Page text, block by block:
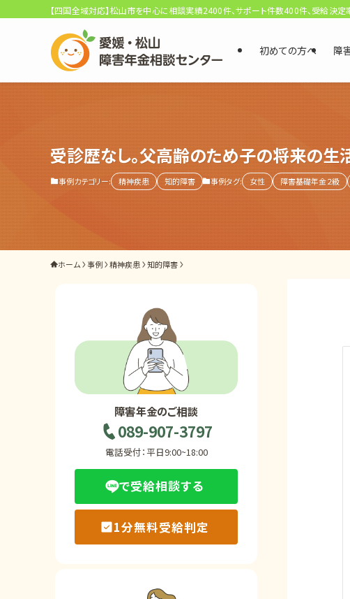
選ばれる3つの理由
初回相談料0円・受給後報酬型
サポート料金について
県内 No.1 の豊富な知識と経験
ご相談事例をみる
外出困難でもOK
障害年金の基礎知識
障害年金の金額
Q&A・相談事例
【四国全域対応】松山市を中心に相談実績2400件、サポート件数400件、受給決
初めての方へ 障
受診歴なし。父高齢のため子の将来の
事例カテゴリー: 精神疾患 知的障害 事例タグ: 女性 障害基礎年金２級
ホーム 事例 精神疾患 知的障害
障害年金のご相談
089-907-3797
電話受付：平日9:00~18:00
で受給相談する
1分無料受給判定